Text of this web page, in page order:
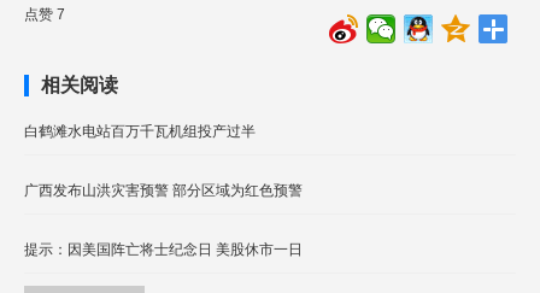
点赞 7
相关阅读
白鹤滩水电站百万千瓦机组投产过半
广西发布山洪灾害预警 部分区域为红色预警
提示：因美国阵亡将士纪念日 美股休市一日